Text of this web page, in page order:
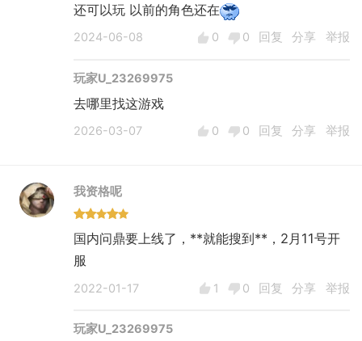
还可以玩 以前的角色还在
2024-06-08 0 0 回复 分享 举报
玩家U_23269975
去哪里找这游戏
2026-03-07 0 0 回复 分享 举报
我资格呢
国内问鼎要上线了，**就能搜到**，2月11号开
服
2022-01-17 1 0 回复 分享 举报
玩家U_23269975